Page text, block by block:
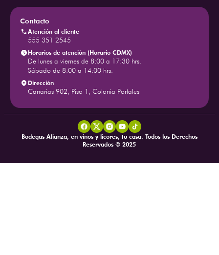
Contacto
Atención al cliente
555 351 2545
Horarios de atención (Horario CDMX)
De lunes a viernes de 8:00 a 17:30 hrs.
Sábado de 8:00 a 14:00 hrs.
Dirección
Canarias 902, Piso 1, Colonia Portales
Bodegas Alianza, en vinos y licores, tu casa. Todos los Derechos
Reservados © 2025